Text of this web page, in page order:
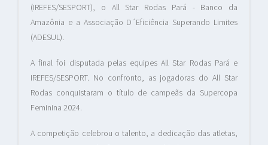
(IREFES/SESPORT), o All Star Rodas Pará - Banco da
Amazônia e a Associação D´Eficiência Superando Limites
(ADESUL).
A final foi disputada pelas equipes All Star Rodas Pará e
IREFES/SESPORT. No confronto, as jogadoras do All Star
Rodas conquistaram o título de campeãs da Supercopa
Feminina 2024.
A competição celebrou o talento, a dedicação das atletas,